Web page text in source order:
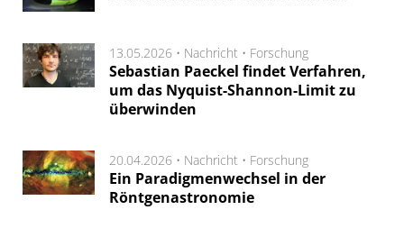
13.05.2026 • Nachricht • Forschung
Sebastian Paeckel findet Verfahren,
um das Nyquist-Shannon-Limit zu
überwinden
20.04.2026 • Nachricht • Forschung
Ein Paradigmenwechsel in der
Röntgenastronomie